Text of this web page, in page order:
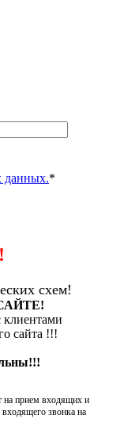
данных.*
схем!
сайта !!!
на прием входящих и
звонка на